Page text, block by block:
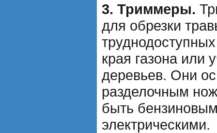
3. Триммеры.
для обрезки
края газона или
деревьев. Они
разделочным
быть
электрическими.